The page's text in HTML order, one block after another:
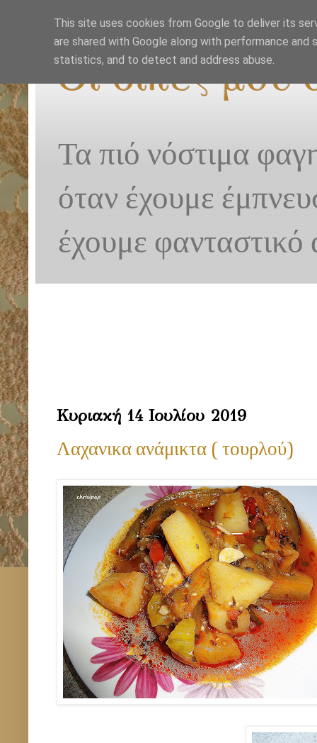
Οι δικές μου
Τα πιό νόστιμα
όταν έχουμε
έχουμε φανταστικό
Κυριακή 14 Ιουλίου 2019
Λαχανικα ανάμικτα ( τουρλού)
This site uses cookies from Google to deliver its
are shared with Google along with performance
statistics, and to detect and address abuse.